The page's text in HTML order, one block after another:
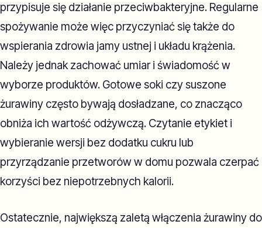
przypisuje się działanie przeciwbakteryjne. Regularne
spożywanie może więc przyczyniać się także do
wspierania zdrowia jamy ustnej i układu krążenia.
Należy jednak zachować umiar i świadomość w
wyborze produktów. Gotowe soki czy suszone
żurawiny często bywają dosładzane, co znacząco
obniża ich wartość odżywczą. Czytanie etykiet i
wybieranie wersji bez dodatku cukru lub
przyrządzanie przetworów w domu pozwala czerpać
korzyści bez niepotrzebnych kalorii.
Ostatecznie, największą zaletą włączenia żurawiny do